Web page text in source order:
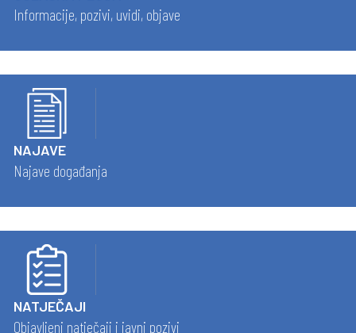
Informacije, pozivi, uvidi, objave
NAJAVE
Najave događanja
NATJEČAJI
Objavljeni natječaji i javni pozivi